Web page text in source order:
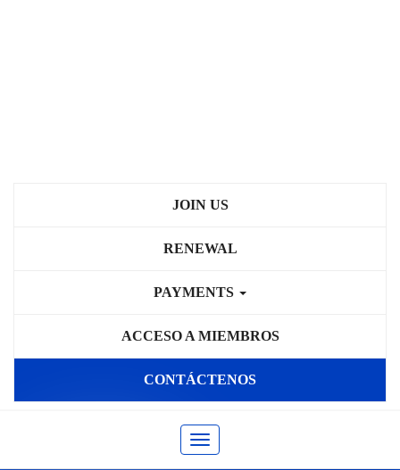
JOIN US
RENEWAL
PAYMENTS
ACCESO A MIEMBROS
CONTÁCTENOS
Toggle navigation